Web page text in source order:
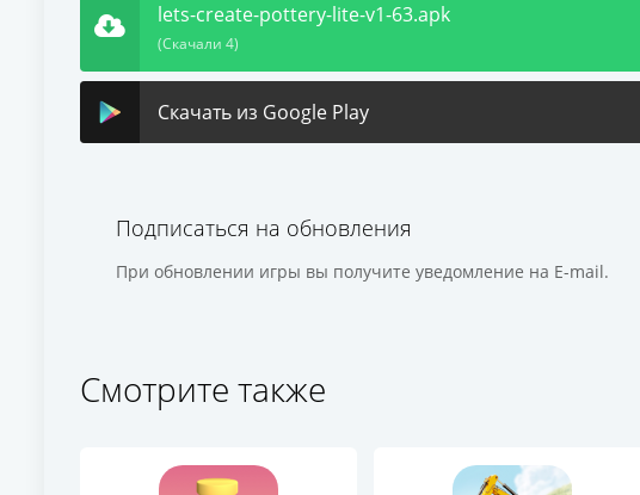
lets-create-pottery-lite-v1-63.apk
(Скачали 4)
Скачать из Google Play
Подписаться на обновления
При обновлении игры вы получите уведомление на E-mail.
Смотрите также